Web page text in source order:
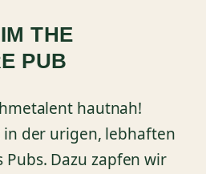
THE
PUB
hautnah!
in der urigen, lebhaften
Dazu zapfen wir